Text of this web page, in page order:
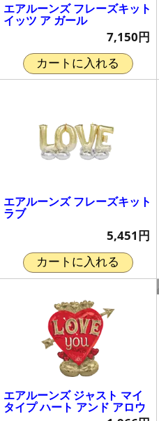
エアルーンズ フレーズキット
イッツ ア ガール
7,150円
カートに入れる
エアルーンズ フレーズキット
ラブ
5,451円
カートに入れる
エアルーンズ ジャスト マイ
タイプ ハート アンド アロウ